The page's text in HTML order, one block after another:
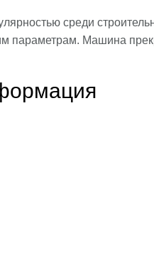
среди
параметрам. Машина